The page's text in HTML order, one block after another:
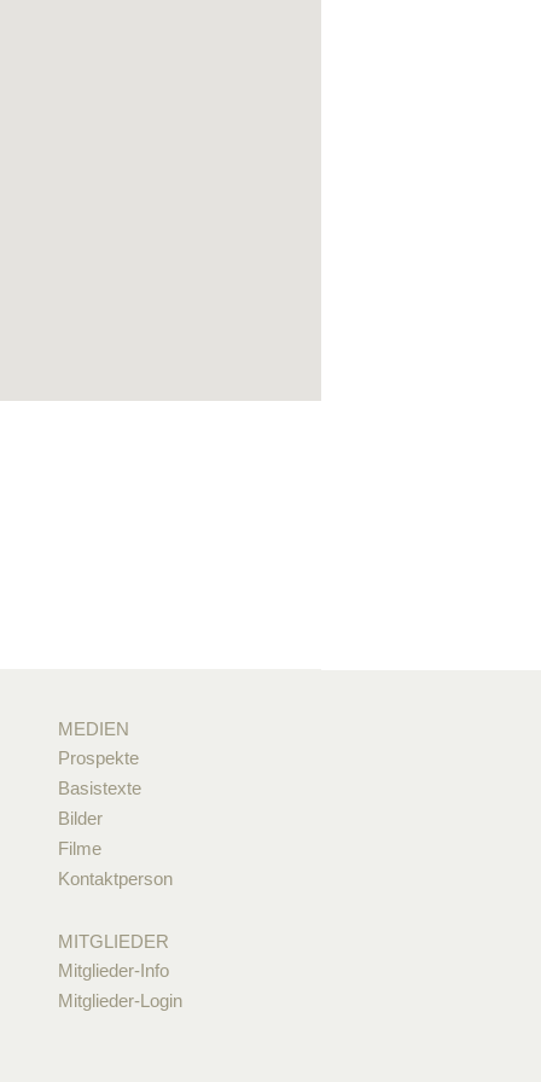
MEDIEN
Prospekte
Basistexte
Bilder
Filme
Kontaktperson
MITGLIEDER
Mitglieder-Info
Mitglieder-Login